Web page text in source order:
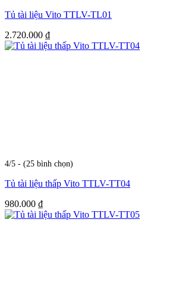
Tủ tài liệu Vito TTLV-TL01
2.720.000 ₫
4/5 - (25 bình chọn)
Tủ tài liệu thấp Vito TTLV-TT04
980.000 ₫